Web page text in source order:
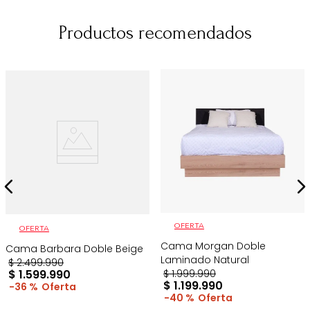
Productos recomendados
OFERTA
Cama Barbara Doble Beige
$ 2.499.990
$ 1.599.990
36 %
OFERTA
Cama Morgan Doble
Laminado Natural
$ 1.999.990
$ 1.199.990
40 %